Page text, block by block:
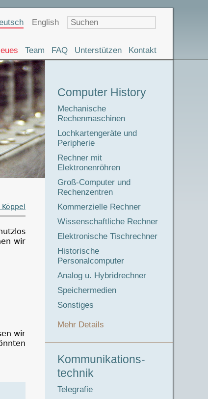
wir
wir
Computer History
Mechanische
Rechenmaschinen
Lochkartengeräte und
Peripherie
Rechner mit
Elektronenröhren
Groß-Computer und
Rechenzentren
Kommerzielle Rechner
Wissenschaftliche Rechner
Elektronische Tischrechner
Historische
Personalcomputer
Analog u. Hybridrechner
Speichermedien
Sonstiges
Mehr Details
Kommunikations-
technik
Telegrafie
Team FAQ Unterstützen Kontakt
English